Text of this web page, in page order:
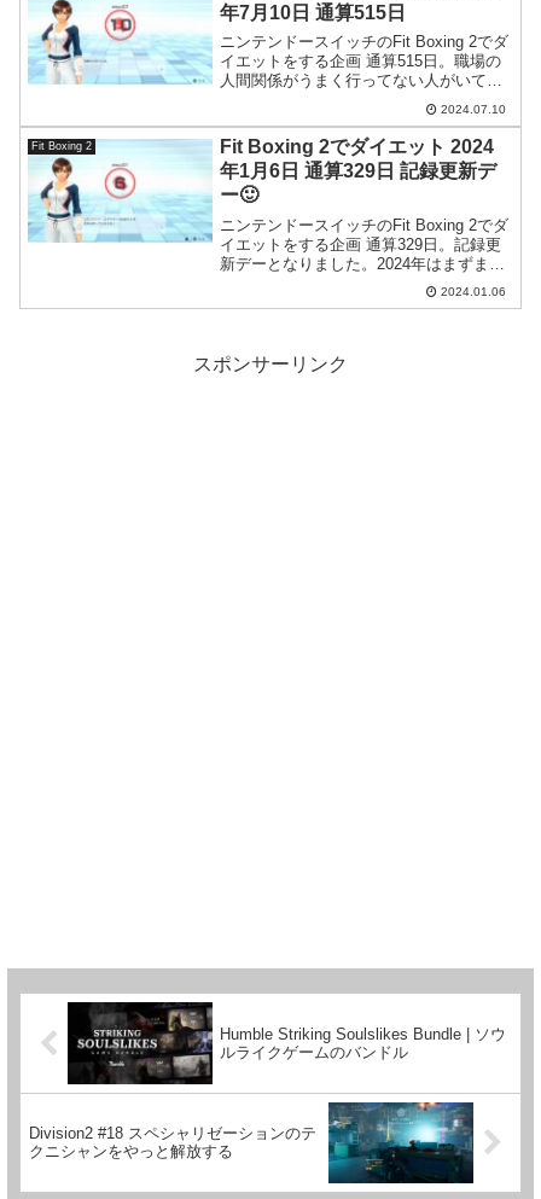
年7月10日 通算515日
ニンテンドースイッチのFit Boxing 2でダ
イエットをする企画 通算515日。職場の
人間関係がうまく行ってない人がいてど
うしたもんかと思案する日でした。2024.07.10
Fit Boxing 2
Fit Boxing 2でダイエット 2024
年1月6日 通算329日 記録更新デ
ー🙂
ニンテンドースイッチのFit Boxing 2でダ
イエットをする企画 通算329日。記録更
新デーとなりました。2024年はまずまず
2024.01.06
スポンサーリンク
Humble Striking Soulslikes Bundle | ソウ
ルライクゲームのバンドル
Division2 #18 スペシャリゼーションのテ
クニシャンをやっと解放する